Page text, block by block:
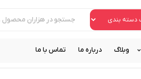
وبلاگ درباره ما تماس با ما